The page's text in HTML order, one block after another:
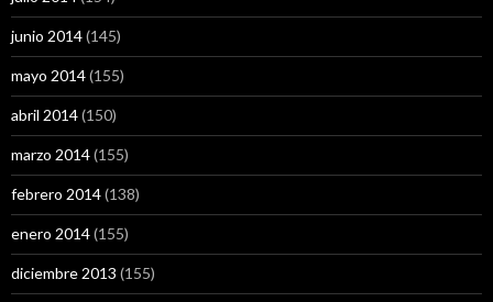
junio 2014(145)
mayo 2014(155)
abril 2014(150)
marzo 2014(155)
febrero 2014(138)
enero 2014(155)
diciembre 2013 (155)